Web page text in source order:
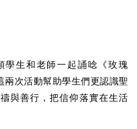
學生和老師一起誦唸《玫瑰
兩次活動幫助學生們更認識聖
與善行，把信仰落實在生活